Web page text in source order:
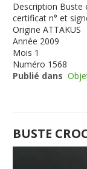
Description Buste
certificat n° et
Origine ATTAKUS
Année 2009
Mois 1
Numéro 1568
Publié dans
BUSTE